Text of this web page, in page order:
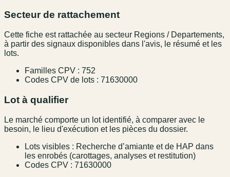
Secteur de rattachement
Cette fiche est rattachée au secteur Regions / Departements,
à partir des signaux disponibles dans l'avis, le résumé et les
lots.
Familles CPV : 752
Codes CPV de lots : 71630000
Lot à qualifier
Le marché comporte un lot identifié, à comparer avec le
besoin, le lieu d'exécution et les pièces du dossier.
Lots visibles : Recherche d’amiante et de HAP dans
les enrobés (carottages, analyses et restitution)
Codes CPV : 71630000